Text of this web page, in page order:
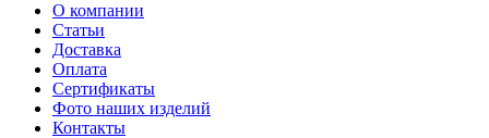
О компании
Статьи
Доставка
Оплата
Сертификаты
Фото наших изделий
Контакты